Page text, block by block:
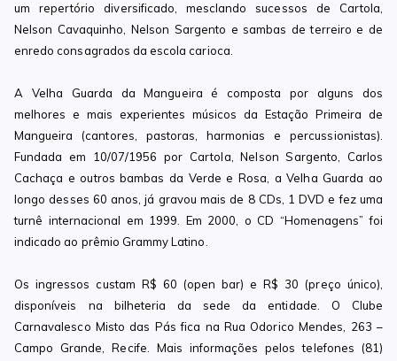
um repertório diversificado, mesclando sucessos de Cartola,
Nelson Cavaquinho, Nelson Sargento e sambas de terreiro e de
enredo consagrados da escola carioca.
A Velha Guarda da Mangueira é composta por alguns dos
melhores e mais experientes músicos da Estação Primeira de
Mangueira (cantores, pastoras, harmonias e percussionistas).
Fundada em 10/07/1956 por Cartola, Nelson Sargento, Carlos
Cachaça e outros bambas da Verde e Rosa, a Velha Guarda ao
longo desses 60 anos, já gravou mais de 8 CDs, 1 DVD e fez uma
turnê internacional em 1999. Em 2000, o CD “Homenagens” foi
indicado ao prêmio Grammy Latino.
Os ingressos custam R$ 60 (open bar) e R$ 30 (preço único),
disponíveis na bilheteria da sede da entidade. O Clube
Carnavalesco Misto das Pás fica na Rua Odorico Mendes, 263 –
Campo Grande, Recife. Mais informações pelos telefones (81)